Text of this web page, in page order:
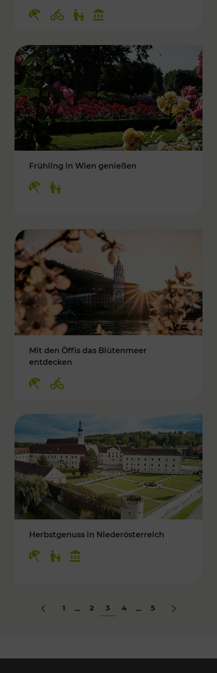
Frühling in Wien genießen
Mit den Öffis das Blütenmeer
entdecken
Herbstgenuss in Niederösterreich
Zurück
1 ... 2 3 4 ... 5 Nächstes